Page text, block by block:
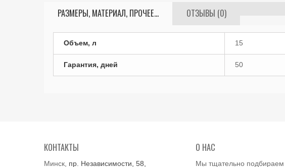
РАЗМЕРЫ, МАТЕРИАЛ, ПРОЧЕЕ... ОТЗЫВЫ (0)
Объем, л 15
Гарантия, дней 50
КОНТАКТЫ
Минск, пр. Независимости, 58,
О НАС
Мы тщательно подбираем